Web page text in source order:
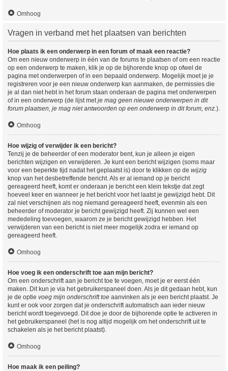
Omhoog
Vragen in verband met het plaatsen van berichten
Hoe plaats ik een onderwerp in een forum of maak een reactie?
Om een nieuw onderwerp in één van de forums te plaatsen of om een reactie
op een onderwerp te maken, klik je op de bijhorende knop op ofwel de
pagina met onderwerpen of in een bepaald onderwerp. Mogelijk moet je je
registreren voor je een nieuw onderwerp kan aanmaken, de permissies die
je al dan niet hebt in het forum staan onderaan de pagina met onderwerpen
of in een onderwerp (de lijst metje mag geen nieuwe onderwerpen in dit
forum plaatsen, je mag niet antwoorden op een onderwerp in dit forum, enz.).
Omhoog
Hoe wijzig of verwijder ik een bericht?
Tenzij je de beheerder of een moderator bent, kun je alleen je eigen
berichten wijzigen en verwijderen. Je kunt een bericht wijzigen (soms maar
voor een beperkte tijd nadat het geplaatst is) door te klikken op de wijzig
knop van het desbetreffende bericht. Als er al iemand op je bericht
gereageerd heeft, komt er onderaan je bericht een klein tekstje dat zegt
hoeveel keer en wanneer je het bericht voor het laatst je gewijzigd hebt. Dit
zal niet verschijnen als nog niemand gereageerd heeft, evenmin als een
beheerder of moderator je bericht gewijzigd heeft. Zij kunnen wel een
mededeling toevoegen, waarom ze je bericht gewijzigd hebben. Het
verwijderen van een bericht is niet meer mogelijk zodra er iemand op
gereageerd heeft.
Omhoog
Hoe voeg ik een onderschrift toe aan mijn bericht?
Om een onderschrift aan je bericht toe te voegen, moet je er eerst één
maken. Dit kun je via het gebruikerspaneel doen. Als je dit gedaan hebt, kun
je de optie voeg mijn onderschrift toe aanvinken als je een bericht plaatst. Je
kunt er ook voor zorgen dat je onderschrift automatisch aan ieder nieuw
bericht wordt toegevoegd. Dit doe je door de bijhorende optie te activeren in
het gebruikerspaneel (het is nog altijd mogelijk om het onderschrift uit te
schakelen als je het bericht plaatst).
Omhoog
Hoe maak ik een peiling?